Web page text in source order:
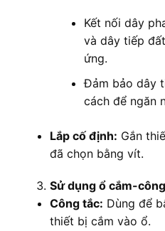
Kết nối dây
và dây tiếp
ứng.
Đảm bảo dây
cách để ngăn
Lắp cố định: Gắn
đã chọn bằng vít.
Sử dụng ổ cắm-
Công tắc: Dùng để
thiết bị cắm vào ổ.